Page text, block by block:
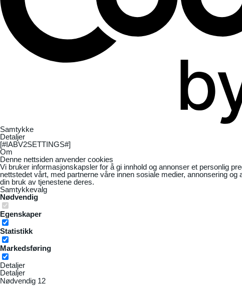
Samtykke
Detaljer
[#IABV2SETTINGS#]
Om
Denne nettsiden anvender cookies
Vi bruker informasjonskapsler for å gi innhold og annonser et personlig
nettstedet vårt, med partnerne våre innen sosiale medier, annonsering
din bruk av tjenestene deres.
Samtykkevalg
Nødvendig
Egenskaper
Statistikk
Markedsføring
Detaljer
Detaljer
Nødvendig 12